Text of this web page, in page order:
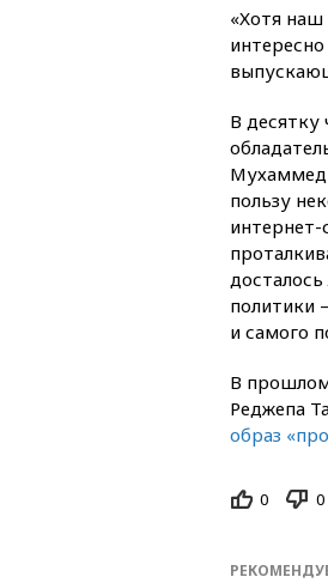
«Хотя наш
В десятку
Мухаммед
пользу
интернет-
политики
и самого
В
Реджепа
образ
0 0